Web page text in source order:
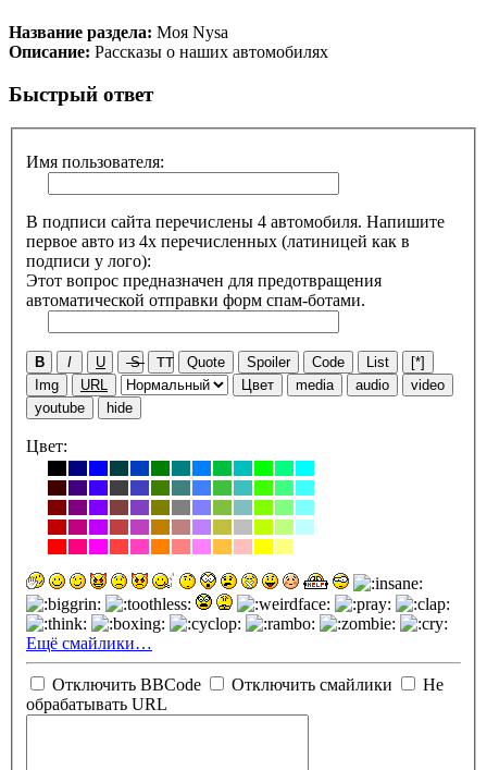
Название раздела: Моя Nysa
Описание: Рассказы о наших автомобилях
Быстрый ответ
Имя пользователя:
В подписи сайта перечислены 4 автомобиля. Напишите
первое авто из 4х перечисленных (латиницей как в
подписи у лого):
Этот вопрос предназначен для предотвращения
автоматической отправки форм спам-ботами.
B I U S TT Quote Spoiler Code List
[*]
Img
URL Цвет media audio
video
youtube
hide
Цвет:
Ещё смайлики…
Отключить BBCode Отключить смайлики
Не
обрабатывать URL